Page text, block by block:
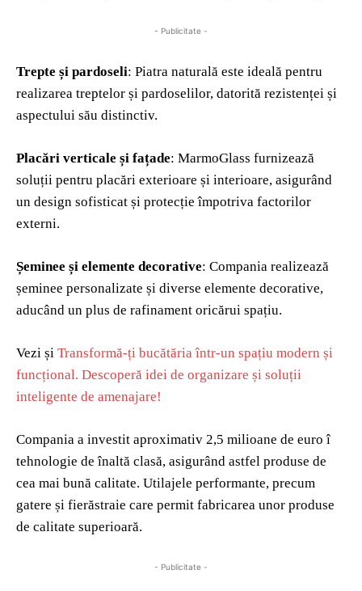
- Publicitate -
Trepte și pardoseli: Piatra naturală este ideală pentru
realizarea treptelor și pardoselilor, datorită rezistenței și
aspectului său distinctiv.
Placări verticale și fațade: MarmoGlass furnizează
soluții pentru placări exterioare și interioare, asigurând
un design sofisticat și protecție împotriva factorilor
externi.
Șeminee și elemente decorative: Compania realizează
șeminee personalizate și diverse elemente decorative,
aducând un plus de rafinament oricărui spațiu.
Vezi și Transformă-ți bucătăria într-un spațiu modern și
funcțional. Descoperă idei de organizare și soluții
inteligente de amenajare!
Compania a investit aproximativ 2,5 milioane de euro î
tehnologie de înaltă clasă, asigurând astfel produse de
cea mai bună calitate. Utilajele performante, precum
gatere și fierăstraie care permit fabricarea unor produse
de calitate superioară.
- Publicitate -